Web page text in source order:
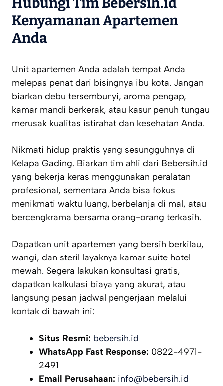
Hubungi Tim Bebersih.id
Kenyamanan Apartemen
Anda
Unit apartemen Anda adalah tempat Anda
melepas penat dari bisingnya ibu kota. Jangan
biarkan debu tersembunyi, aroma pengap,
kamar mandi berkerak, atau kasur penuh tungau
merusak kualitas istirahat dan kesehatan Anda.
Nikmati hidup praktis yang sesungguhnya di
Kelapa Gading. Biarkan tim ahli dari Bebersih.id
yang bekerja keras menggunakan peralatan
profesional, sementara Anda bisa fokus
menikmati waktu luang, berbelanja di mal, atau
bercengkrama bersama orang-orang terkasih.
Dapatkan unit apartemen yang bersih berkilau,
wangi, dan steril layaknya kamar suite hotel
mewah. Segera lakukan konsultasi gratis,
dapatkan kalkulasi biaya yang akurat, atau
langsung pesan jadwal pengerjaan melalui
kontak di bawah ini:
Situs Resmi: bebersih.id
WhatsApp Fast Response: 0822-4971-
2491
Email Perusahaan: info@bebersih.id